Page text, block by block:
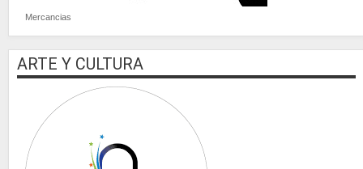
Mercancias
ARTE Y CULTURA